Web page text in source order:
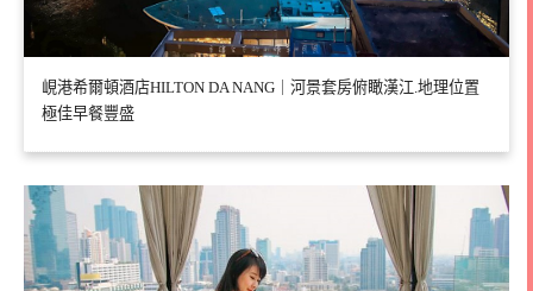
峴港希爾頓酒店HILTON DA NANG｜河景套房俯瞰漢江.地理位置
極佳早餐豐盛